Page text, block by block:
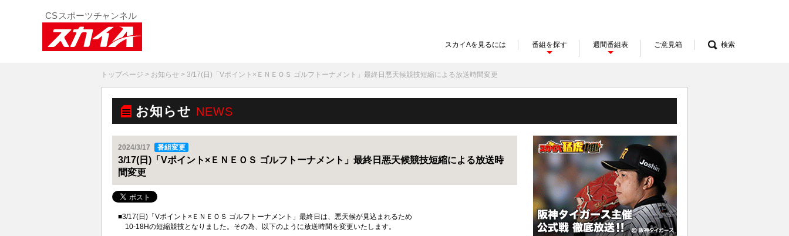
スカイAを見るには 番組を探す 週間番組表 ご意見箱 検索
トップページ > お知らせ > 3/17(日)「Vポイント×ＥＮＥＯＳ ゴルフトーナメント」最終日悪天候競技短縮による放送時間変更
お知らせ NEWS
2024/3/17 番組変更
3/17(日)「Vポイント×ＥＮＥＯＳ ゴルフトーナメント」最終日悪天候競技短縮による放送時
間変更
■3/17(日)「Vポイント×ＥＮＥＯＳ ゴルフトーナメント」最終日は、悪天候が見込まれるため
10-18Hの短縮競技となりました。その為、以下のように放送時間を変更いたします。